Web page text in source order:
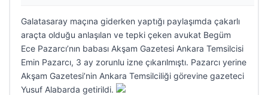
Galatasaray maçına giderken yaptığı paylaşımda çakarlı
araçta olduğu anlaşılan ve tepki çeken avukat Begüm
Ece Pazarcı’nın babası Akşam Gazetesi Ankara Temsilcisi
Emin Pazarcı, 3 ay zorunlu izne çıkarılmıştı. Pazarcı yerine
Akşam Gazetesi’nin Ankara Temsilciliği görevine gazeteci
Yusuf Alabarda getirildi.